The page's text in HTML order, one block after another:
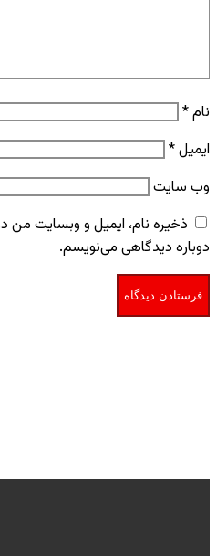
نام*
ایمیل*
وب‌ سایت
ذخیره نام، ایمیل و وبسایت من
دوباره دیدگاهی می‌نویسم.